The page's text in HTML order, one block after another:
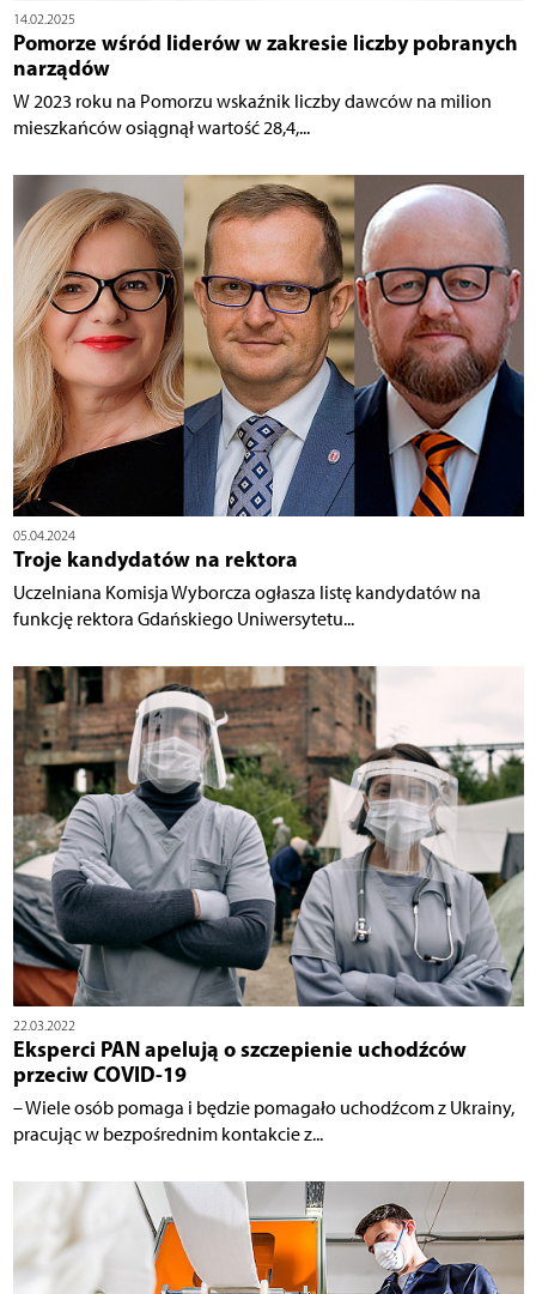
14.02.2025
Pomorze wśród liderów w zakresie liczby pobranych
narządów
W 2023 roku na Pomorzu wskaźnik liczby dawców na milion
mieszkańców osiągnął wartość 28,4,...
05.04.2024
Troje kandydatów na rektora
Uczelniana Komisja Wyborcza ogłasza listę kandydatów na
funkcję rektora Gdańskiego Uniwersytetu...
22.03.2022
Eksperci PAN apelują o szczepienie uchodźców
przeciw COVID-19
– Wiele osób pomaga i będzie pomagało uchodźcom z Ukrainy,
pracując w bezpośrednim kontakcie z...